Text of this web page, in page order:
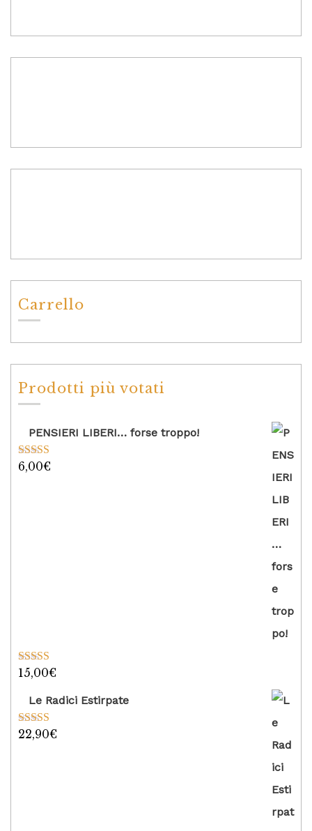
Carrello
Prodotti più votati
PENSIERI LIBERI… forse troppo!
Valutato
6,00€
Valutato
15,00€
Le Radici Estirpate
Valutato
22,90€